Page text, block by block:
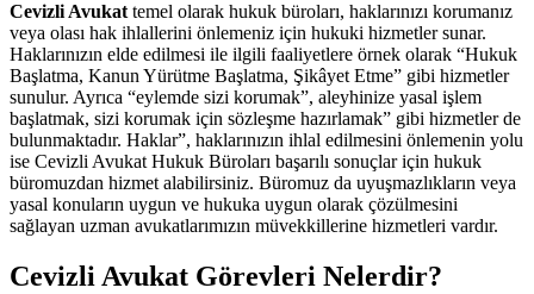
Cevizli Avukat temel olarak hukuk büroları, haklarınızı korumanız
veya olası hak ihlallerini önlemeniz için hukuki hizmetler sunar.
Haklarınızın elde edilmesi ile ilgili faaliyetlere örnek olarak “Hukuk
Başlatma, Kanun Yürütme Başlatma, Şikâyet Etme” gibi hizmetler
sunulur. Ayrıca “eylemde sizi korumak”, aleyhinize yasal işlem
başlatmak, sizi korumak için sözleşme hazırlamak” gibi hizmetler de
bulunmaktadır. Haklar”, haklarınızın ihlal edilmesini önlemenin yolu
ise Cevizli Avukat Hukuk Büroları başarılı sonuçlar için hukuk
büromuzdan hizmet alabilirsiniz. Büromuz da uyuşmazlıkların veya
yasal konuların uygun ve hukuka uygun olarak çözülmesini
sağlayan uzman avukatlarımızın müvekkillerine hizmetleri vardır.
Cevizli Avukat Görevleri Nelerdir?